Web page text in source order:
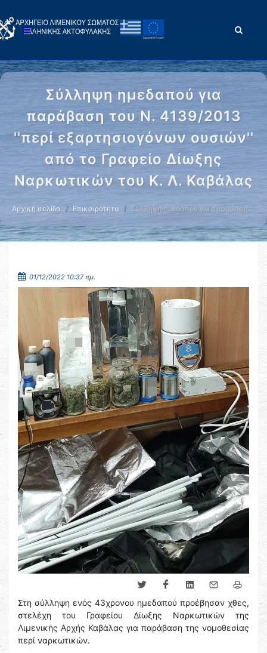
Σύλληψη ημεδαπού για
παράβαση του Ν. 4139/2013
''περί εξαρτησιογόνων ουσιών''
από το Γραφείο Δίωξης
Ναρκωτικών του Κ. Λ. Καβάλας
Αρχική σελίδα Επικαιρότητα Σύλληψη ημεδαπού για παράβαση …
01/12/2022 10:37 πμ.
Στη σύλληψη ενός 43χρονου ημεδαπού προέβησαν χθες,
στελέχη του Γραφείου Δίωξης Ναρκωτικών της
Λιμενικής Αρχής Καβάλας για παράβαση της νομοθεσίας
περί ναρκωτικών.